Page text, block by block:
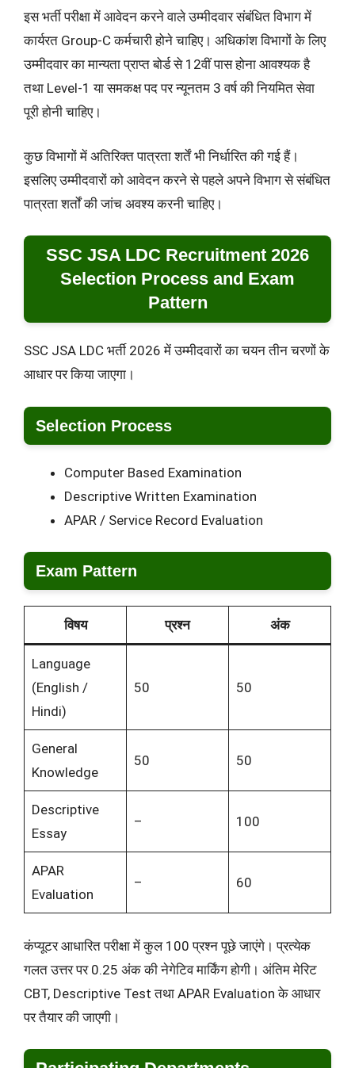
इस भर्ती परीक्षा में आवेदन करने वाले उम्मीदवार संबंधित विभाग में
कार्यरत Group-C कर्मचारी होने चाहिए। अधिकांश विभागों के लिए
उम्मीदवार का मान्यता प्राप्त बोर्ड से 12वीं पास होना आवश्यक है
तथा Level-1 या समकक्ष पद पर न्यूनतम 3 वर्ष की नियमित सेवा
पूरी होनी चाहिए।
कुछ विभागों में अतिरिक्त पात्रता शर्तें भी निर्धारित की गई हैं।
इसलिए उम्मीदवारों को आवेदन करने से पहले अपने विभाग से संबंधित
पात्रता शर्तों की जांच अवश्य करनी चाहिए।
SSC JSA LDC Recruitment 2026
Selection Process and Exam
Pattern
SSC JSA LDC भर्ती 2026 में उम्मीदवारों का चयन तीन चरणों के
आधार पर किया जाएगा।
Selection Process
Computer Based Examination
Descriptive Written Examination
APAR / Service Record Evaluation
Exam Pattern
विषय प्रश्न अंक
Language
(English /
Hindi)
50 50
General
Knowledge
50 50
Descriptive
Essay
– 100
APAR
Evaluation
– 60
कंप्यूटर आधारित परीक्षा में कुल 100 प्रश्न पूछे जाएंगे। प्रत्येक
गलत उत्तर पर 0.25 अंक की नेगेटिव मार्किंग होगी। अंतिम मेरिट
CBT, Descriptive Test तथा APAR Evaluation के आधार
पर तैयार की जाएगी।